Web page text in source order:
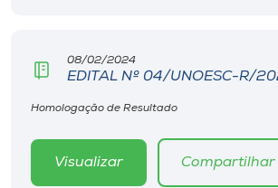
08/02/2024
EDITAL Nº 04/UNOESC-R/
Homologação de Resultado
Visualizar Compartilhar